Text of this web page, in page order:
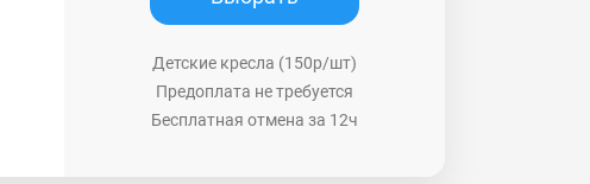
Детские кресла (150р/шт)
Предоплата не требуется
Бесплатная отмена за 12ч